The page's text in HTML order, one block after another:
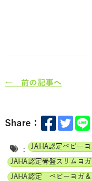
← 前の記事へ
Share：
: